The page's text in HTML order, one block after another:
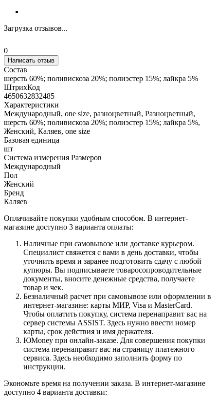
Загрузка отзывов...
0
Написать отзыв
Состав
шерсть 60%; поливискоза 20%; полиэстер 15%; лайкра 5%
ШтрихКод
4650632832485
Характеристики
Международный, one size, разноцветный, Разноцветный,
шерсть 60%; поливискоза 20%; полиэстер 15%; лайкра 5%,
Женский, Каляев, one size
Базовая единица
шт
Система измерения Размеров
Международный
Пол
Женский
Бренд
Каляев
Оплачивайте покупки удобным способом. В интернет-
магазине доступно 3 варианта оплаты:
Наличные при самовывозе или доставке курьером.
Специалист свяжется с вами в день доставки, чтобы
уточнить время и заранее подготовить сдачу с любой
купюры. Вы подписываете товаросопроводительные
документы, вносите денежные средства, получаете
товар и чек.
Безналичный расчет при самовывозе или оформлении в
интернет-магазине: карты МИР, Visa и MasterCard.
Чтобы оплатить покупку, система перенаправит вас на
сервер системы ASSIST. Здесь нужно ввести номер
карты, срок действия и имя держателя.
ЮMoney при онлайн-заказе. Для совершения покупки
система перенаправит вас на страницу платежного
сервиса. Здесь необходимо заполнить форму по
инструкции.
Экономьте время на получении заказа. В интернет-магазине
доступно 4 варианта доставки: